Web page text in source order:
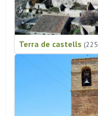
Terra de castells (225